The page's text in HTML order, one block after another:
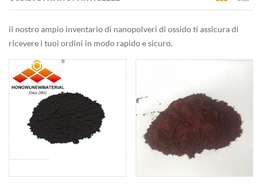
il nostro ampio inventario di nanopolveri di ossido ti assicura di
ricevere i tuoi ordini in modo rapido e sicuro.